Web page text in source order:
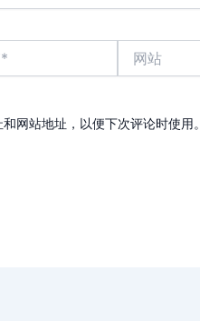
网站地址，以便下次评论时使用。